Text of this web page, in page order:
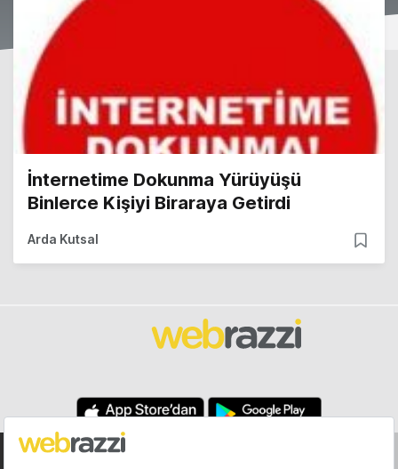
İnternetime Dokunma Yürüyüşü
Binlerce Kişiyi Biraraya Getirdi
Arda Kutsal